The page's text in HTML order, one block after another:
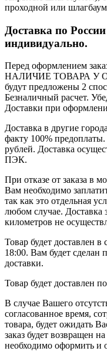
проходной или
Доставка по
индивидуально.
Перед оформлением
НАЛИЧИЕ ТОВАРА У
будут предложены 2
Безналичный расчет.
Доставки при
Доставка в другие
факту 100%
рублей. Доставка
ПЭК.
При отказе от заказа в
Вам необходимо
так как это отдельная
любом случае. Доставка
километров не
Товар будет доставлен
18:00. Вам будет сделан
доставки.
Товар будет доставлен
В случае Вашего
согласованное время,
товара, будет ожидать
заказ будет возвращен
необходимо оформить и